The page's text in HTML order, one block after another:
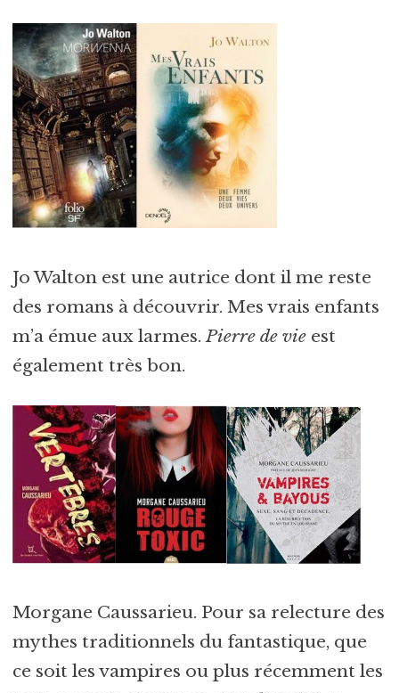
Jo Walton est une autrice dont il me reste
des romans à découvrir. Mes vrais enfants
m’a émue aux larmes.Pierre de vieest
également très bon.
Morgane Caussarieu. Pour sa relecture des
mythes traditionnels du fantastique, que
ce soit les vampires ou plus récemment les